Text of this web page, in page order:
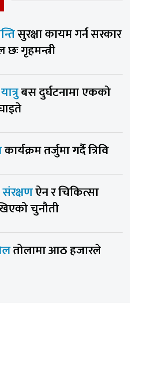
सुरक्षा कायम गर्न सरकार
छः गृहमन्त्री
बस दुर्घटनामा एकको
कार्यक्रम तर्जुमा गर्दै त्रिवि
संरक्षणऐन र चिकित्सा
चुनौती
तोलामा आठ हजारले